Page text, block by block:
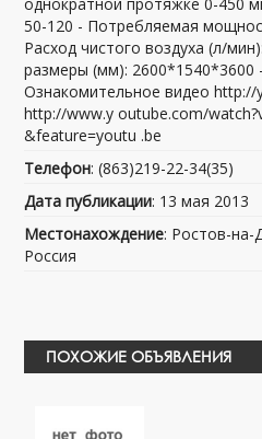
50-120 - Потребляемая
Расход чистого воздуха (л/
размеры (мм): 2600*1540*3600
Ознакомительное видео http://
http://www.y outube.com/
&feature=youtu .be
Телефон: (863)219-22-34(35)
Дата публикации: 13 мая 2013
Местонахождение: Ростов-на-
Россия
ПОХОЖИЕ ОБЪЯВЛЕНИЯ